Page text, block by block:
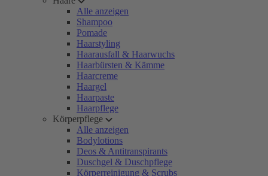
Alle anzeigen
Shampoo
Pomade
Haarstyling
Haarausfall & Haarwuchs
Haarbürsten & Kämme
Haarcreme
Haargel
Haarpaste
Haarpflege
Körperpflege
Alle anzeigen
Bodylotions
Deos & Antitranspirants
Duschgel & Duschpflege
Körperreinigung & Scrubs